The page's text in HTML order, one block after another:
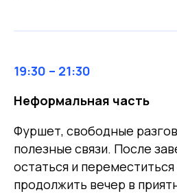
19:30 – 21:30
Неформальная часть
Фуршет, свободные
полезные связи. После
остаться и
продолжить вечер в